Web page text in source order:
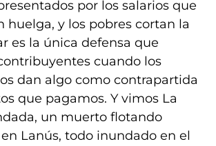
por los salarios que
huelga, y los pobres cortan la
es la única defensa que
cuando los
dan algo como contrapartida
que pagamos. Y vimos La
un muerto flotando
Lanús, todo inundado en el